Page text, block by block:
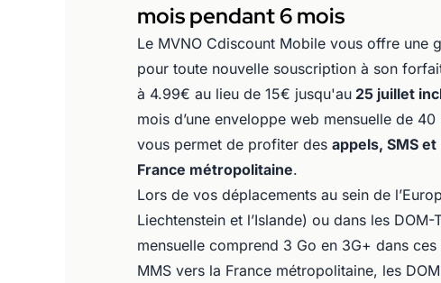
mois pendant 6 mois
Le MVNO Cdiscount Mobile vous offre une
pour toute nouvelle souscription à son
à 4.99€ au lieu de 15€ jusqu'au 25 juillet
mois d’une enveloppe web mensuelle de
vous permet de profiter des appels, SMS
France métropolitaine.
Lors de vos déplacements au sein de
Liechtenstein et l’Islande) ou dans les
mensuelle comprend 3 Go en 3G+ dans
MMS vers la France métropolitaine, les